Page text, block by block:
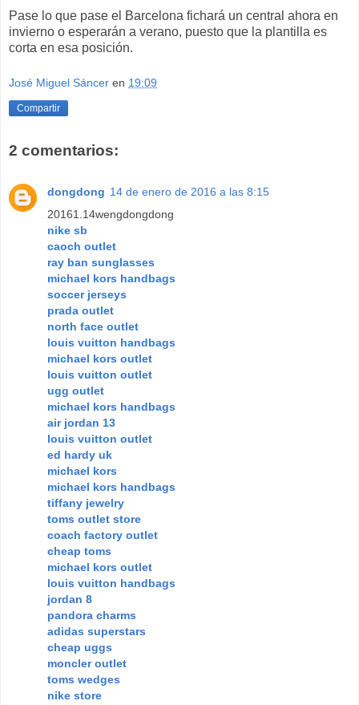
Pase lo que pase el Barcelona fichará un central ahora en
invierno o esperarán a verano, puesto que la plantilla es
corta en esa posición.
José Miguel Sáncer en 19:09
Compartir
2 comentarios:
dongdong 14 de enero de 2016 a las 8:15
20161.14wengdongdong
nike sb
caoch outlet
ray ban sunglasses
michael kors handbags
soccer jerseys
prada outlet
north face outlet
louis vuitton handbags
michael kors outlet
louis vuitton outlet
ugg outlet
michael kors handbags
air jordan 13
louis vuitton outlet
ed hardy uk
michael kors
michael kors handbags
tiffany jewelry
toms outlet store
coach factory outlet
cheap toms
michael kors outlet
louis vuitton handbags
jordan 8
pandora charms
adidas superstars
cheap uggs
moncler outlet
toms wedges
nike store